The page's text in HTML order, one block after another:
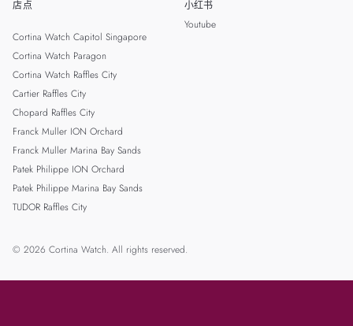
店点
Cortina Watch Capitol Singapore
Cortina Watch Paragon
Cortina Watch Raffles City
Cartier Raffles City
Chopard Raffles City
Franck Muller ION Orchard
Franck Muller Marina Bay Sands
Patek Philippe ION Orchard
Patek Philippe Marina Bay Sands
TUDOR Raffles City
小红书
Youtube
© 2026 Cortina Watch. All rights reserved.